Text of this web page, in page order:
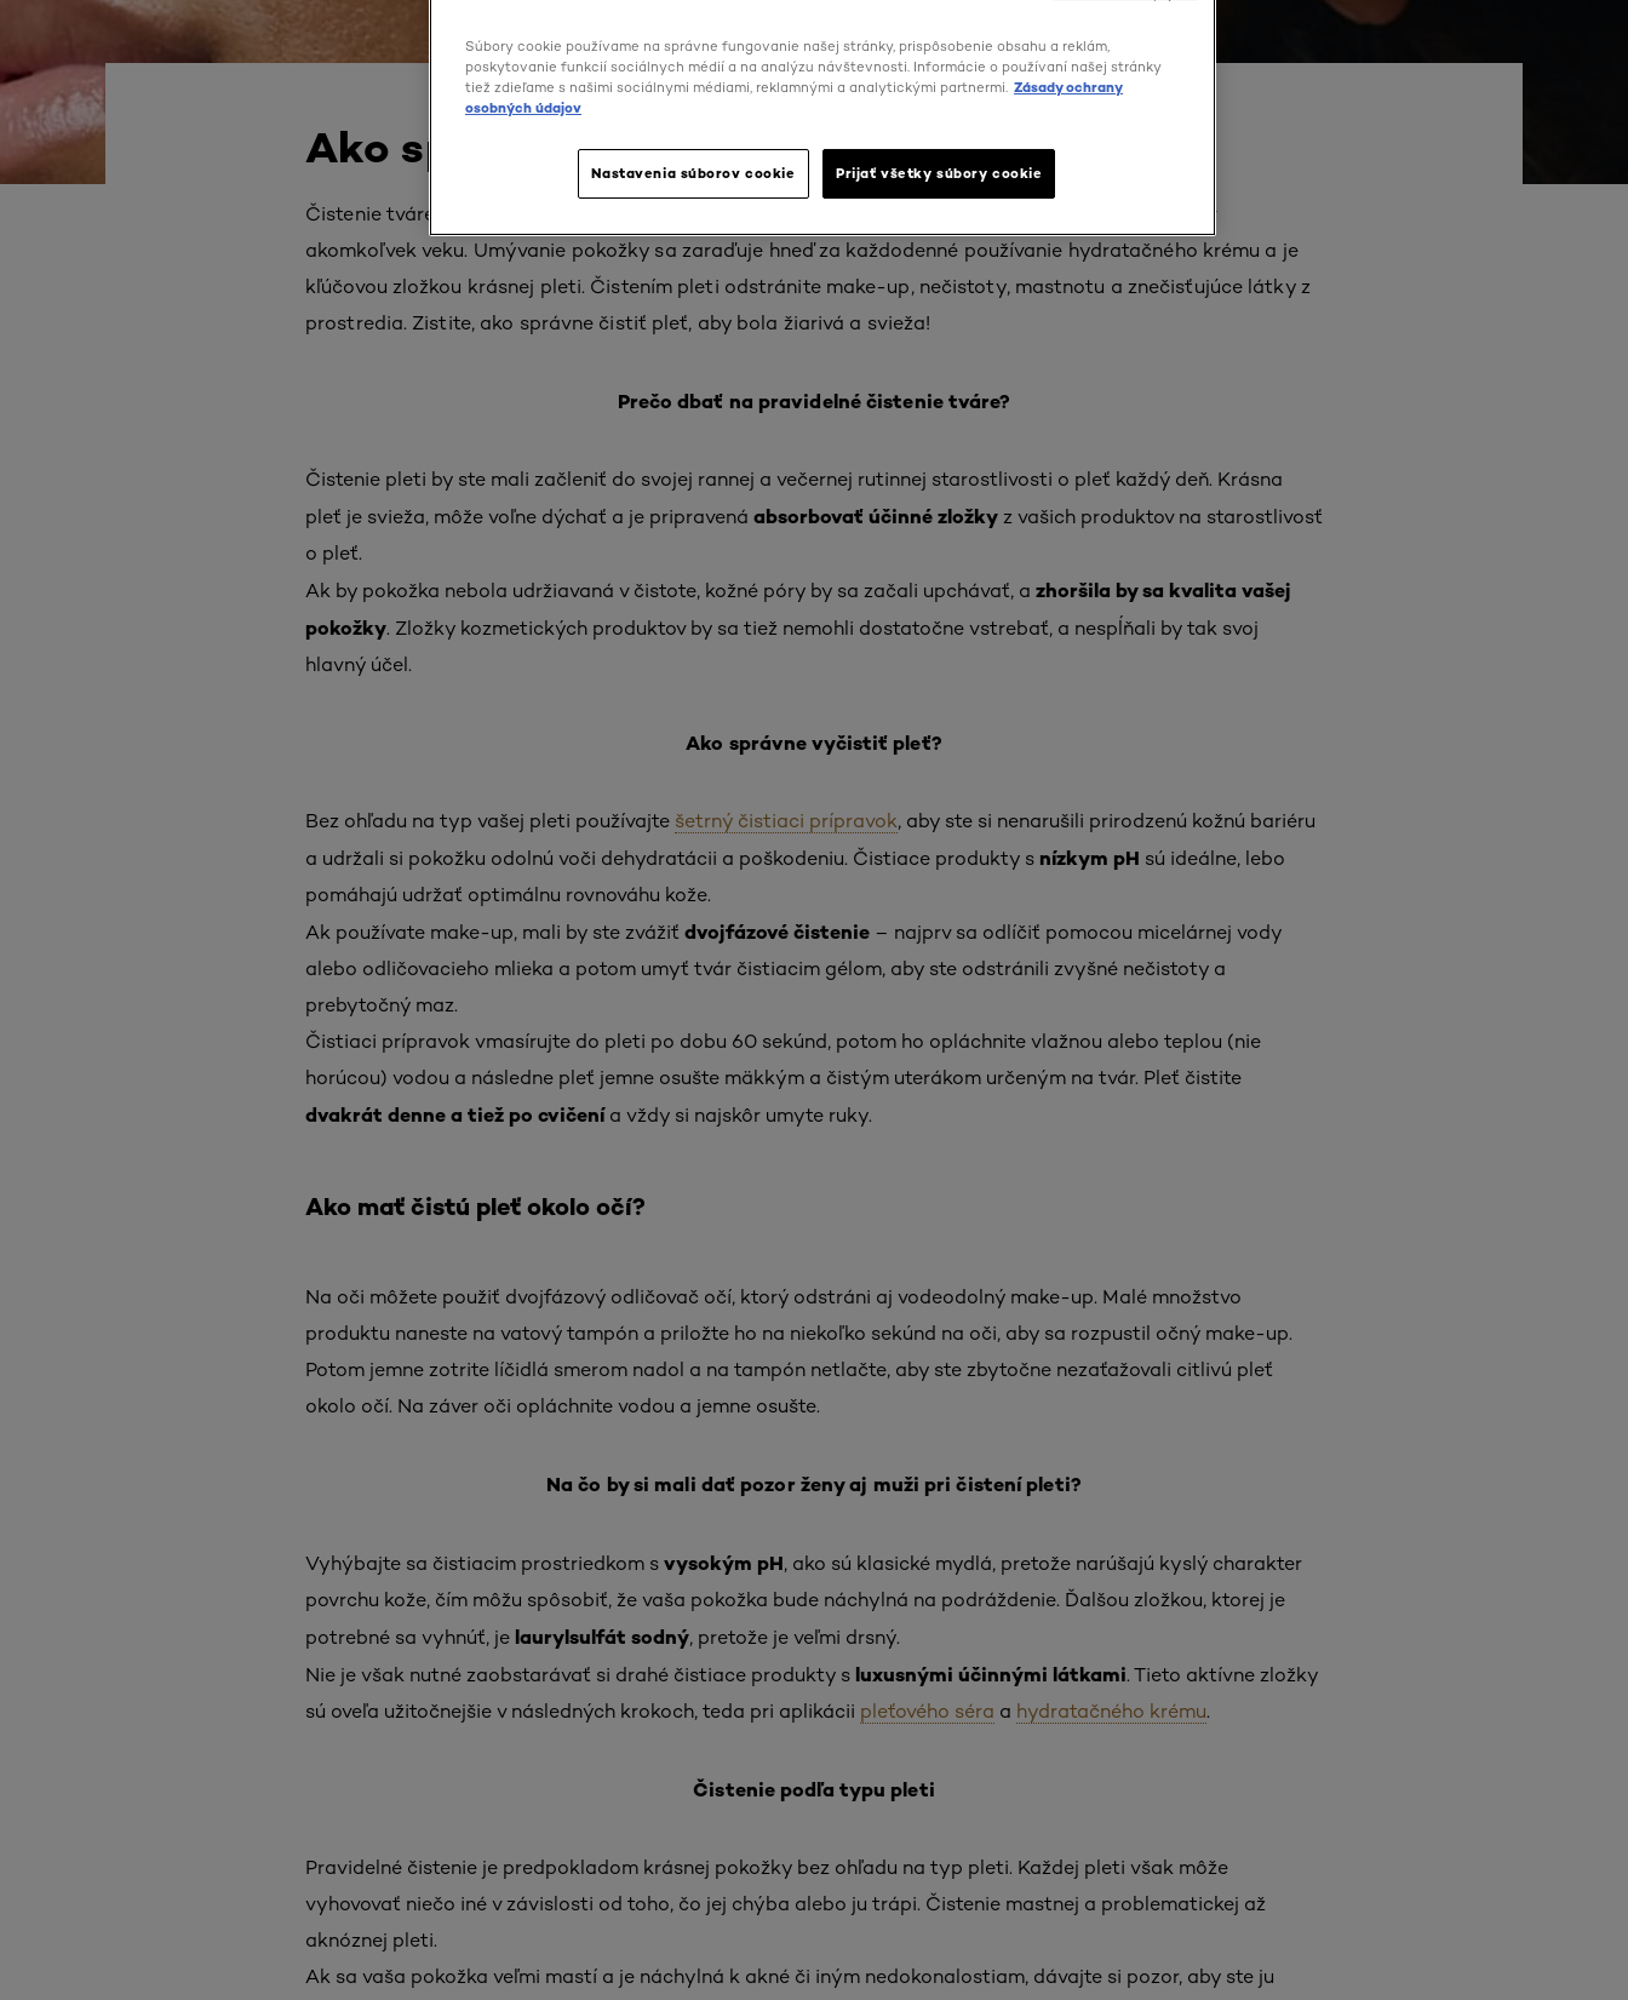
Ako správne čistiť pleť?
Čistenie tváre je nesmierne dôležité a malo by byť súčasťou rutinnej starostlivosti o pleť každého v
akomkoľvek veku. Umývanie pokožky sa zaraďuje hneď za každodenné používanie hydratačného krému a je
kľúčovou zložkou krásnej pleti. Čistením pleti odstránite make-up, nečistoty, mastnotu a znečisťujúce látky z
prostredia. Zistite, ako správne čistiť pleť, aby bola žiarivá a svieža!
Prečo dbať na pravidelné čistenie tváre?
Čistenie pleti by ste mali začleniť do svojej rannej a večernej rutinnej starostlivosti o pleť každý deň. Krásna
pleť je svieža, môže voľne dýchať a je pripravená absorbovať účinné zložky z vašich produktov na starostlivosť
o pleť.
Ak by pokožka nebola udržiavaná v čistote, kožné póry by sa začali upchávať, a zhoršila by sa kvalita vašej
pokožky. Zložky kozmetických produktov by sa tiež nemohli dostatočne vstrebať, a nespĺňali by tak svoj
hlavný účel.
Ako správne vyčistiť pleť?
Bez ohľadu na typ vašej pleti používajte šetrný čistiaci prípravok, aby ste si nenarušili prirodzenú kožnú bariéru
a udržali si pokožku odolnú voči dehydratácii a poškodeniu. Čistiace produkty s nízkym pH sú ideálne, lebo
pomáhajú udržať optimálnu rovnováhu kože.
Ak používate make-up, mali by ste zvážiť dvojfázové čistenie – najprv sa odlíčiť pomocou micelárnej vody
alebo odličovacieho mlieka a potom umyť tvár čistiacim gélom, aby ste odstránili zvyšné nečistoty a
prebytočný maz.
Čistiaci prípravok vmasírujte do pleti po dobu 60 sekúnd, potom ho opláchnite vlažnou alebo teplou (nie
horúcou) vodou a následne pleť jemne osušte mäkkým a čistým uterákom určeným na tvár. Pleť čistite
dvakrát denne a tiež po cvičenía vždy si najskôr umyte ruky.
Ako mať čistú pleť okolo očí?
Na oči môžete použiť dvojfázový odličovač očí, ktorý odstráni aj vodeodolný make-up. Malé množstvo
produktu naneste na vatový tampón a priložte ho na niekoľko sekúnd na oči, aby sa rozpustil očný make-up.
Potom jemne zotrite líčidlá smerom nadol a na tampón netlačte, aby ste zbytočne nezaťažovali citlivú pleť
okolo očí. Na záver oči opláchnite vodou a jemne osušte.
Na čo by si mali dať pozor ženy aj muži pri čistení pleti?
Vyhýbajte sa čistiacim prostriedkom s vysokým pH, ako sú klasické mydlá, pretože narúšajú kyslý charakter
povrchu kože, čím môžu spôsobiť, že vaša pokožka bude náchylná na podráždenie. Ďalšou zložkou, ktorej je
potrebné sa vyhnúť, je laurylsulfát sodný, pretože je veľmi drsný.
Nie je však nutné zaobstarávať si drahé čistiace produkty s luxusnými účinnými látkami. Tieto aktívne zložky
sú oveľa užitočnejšie v následných krokoch, teda pri aplikácii pleťového séra a hydratačného krému.
Čistenie podľa typu pleti
Pravidelné čistenie je predpokladom krásnej pokožky bez ohľadu na typ pleti. Každej pleti však môže
vyhovovať niečo iné v závislosti od toho, čo jej chýba alebo ju trápi. Čistenie mastnej a problematickej až
aknóznej pleti.
Ak sa vaša pokožka veľmi mastí a je náchylná k akné či iným nedokonalostiam, dávajte si pozor, aby ste ju
Súbory cookie používame na správne fungovanie našej stránky, prispôsobenie obsahu a reklám,
poskytovanie funkcií sociálnych médií a na analýzu návštevnosti. Informácie o používaní našej stránky
tiež zdieľame s našimi sociálnymi médiami, reklamnými a analytickými partnermi. Zásady ochrany
osobných údajov
Nastavenia súborov cookie Prijať všetky súbory cookie